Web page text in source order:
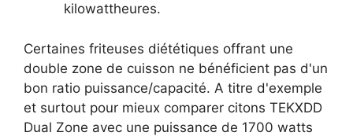
kilowattheures.
Certaines friteuses diététiques offrant une
double zone de cuisson ne bénéficient pas d'un
bon ratio puissance/capacité. A titre d'exemple
et surtout pour mieux comparer citons TEKXDD
Dual Zone avec une puissance de 1700 watts